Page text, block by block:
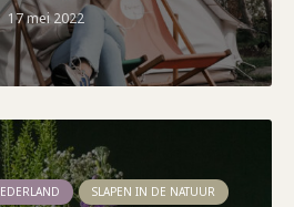
17 mei 2022
SLAPEN IN DE NATUUR